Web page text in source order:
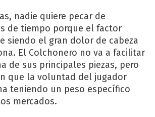
nadie quiere pecar de
de tiempo porque el factor
siendo el gran dolor de cabeza
El Colchonero no va a facilitar
de sus principales piezas, pero
que la voluntad del jugador
teniendo un peso específico
mercados.